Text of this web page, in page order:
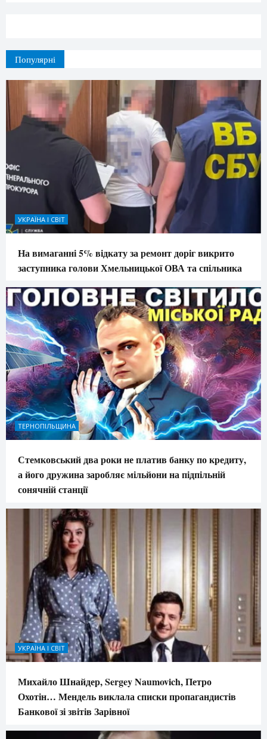
Популярні
УКРАЇНА І СВІТ
На вимаганні 5% відкату за ремонт доріг викрито
заступника голови Хмельницької ОВА та спільника
ТЕРНОПІЛЬЩИНА
Стемковський два роки не платив банку по кредиту,
а його дружина заробляє мільйони на підпільній
сонячній станції
УКРАЇНА І СВІТ
Михайло Шнайдер, Sergey Naumovich, Петро
Охотін… Мендель виклала списки пропагандистів
Банкової зі звітів Зарівної